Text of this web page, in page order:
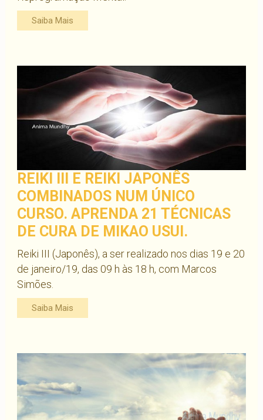
Saiba Mais
REIKI III E REIKI JAPONÊS
COMBINADOS NUM ÚNICO
CURSO. APRENDA 21 TÉCNICAS
DE CURA DE MIKAO USUI.
Reiki III (Japonês), a ser realizado nos dias 19 e 20
de janeiro/19, das 09 h às 18 h, com Marcos
Simões.
Saiba Mais